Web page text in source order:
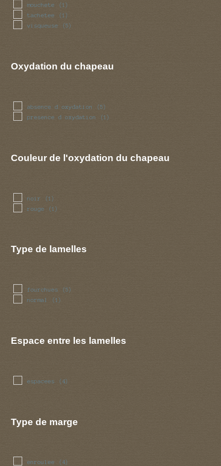
mouchete (1)
tachetee (1)
visqueuse (5)
Oxydation du chapeau
absence d oxydation (5)
presence d oxydation (1)
Couleur de l'oxydation du chapeau
noir (1)
rouge (1)
Type de lamelles
fourchues (5)
normal (1)
Espace entre les lamelles
espacees (4)
Type de marge
enroulee (4)